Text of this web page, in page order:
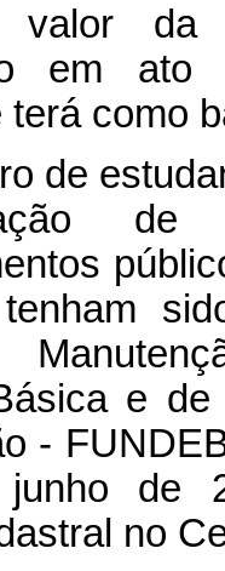
valor da
em
terá como
de
e de
-
de
no